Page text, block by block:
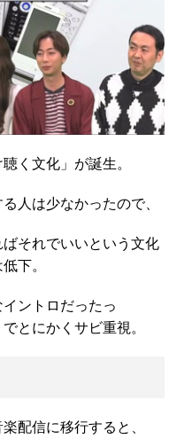
く文化」が誕生。
人は少なかったので、
それでいいという文化
下。
ントロだったっ
とにかくサビ重視。
配信に移行すると、